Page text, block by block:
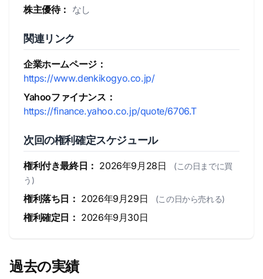
株主優待： なし
関連リンク
企業ホームページ：
https://www.denkikogyo.co.jp/
Yahooファイナンス：
https://finance.yahoo.co.jp/quote/6706.T
次回の権利確定スケジュール
権利付き最終日： 2026年9月28日
(この日までに買
う)
権利落ち日： 2026年9月29日 (この日から売れる)
権利確定日： 2026年9月30日
過去の実績